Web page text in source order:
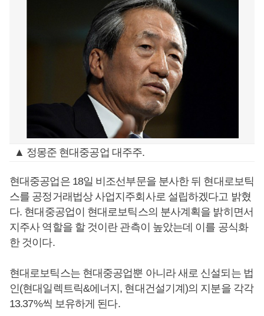
▲ 정몽준 현대중공업 대주주.
현대중공업은 18일 비조선부문을 분사한 뒤 현대로보틱
스를 공정거래법상 사업지주회사로 설립하겠다고 밝혔
다. 현대중공업이 현대로보틱스의 분사계획을 밝히면서
지주사 역할을 할 것이란 관측이 높았는데 이를 공식화
한 것이다.
현대로보틱스는 현대중공업뿐 아니라 새로 신설되는 법
인(현대일렉트릭&에너지, 현대건설기계)의 지분을 각각
13.37%씩 보유하게 된다.